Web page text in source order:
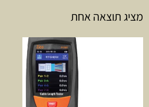
מציג תוצאה אחת